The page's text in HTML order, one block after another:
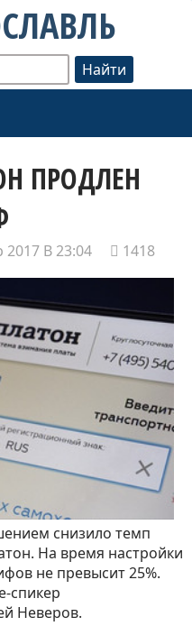
ПРОДЛЕН
В 23:04 1418
На время настройки
не превысит 25%.
спикер
Неверов.